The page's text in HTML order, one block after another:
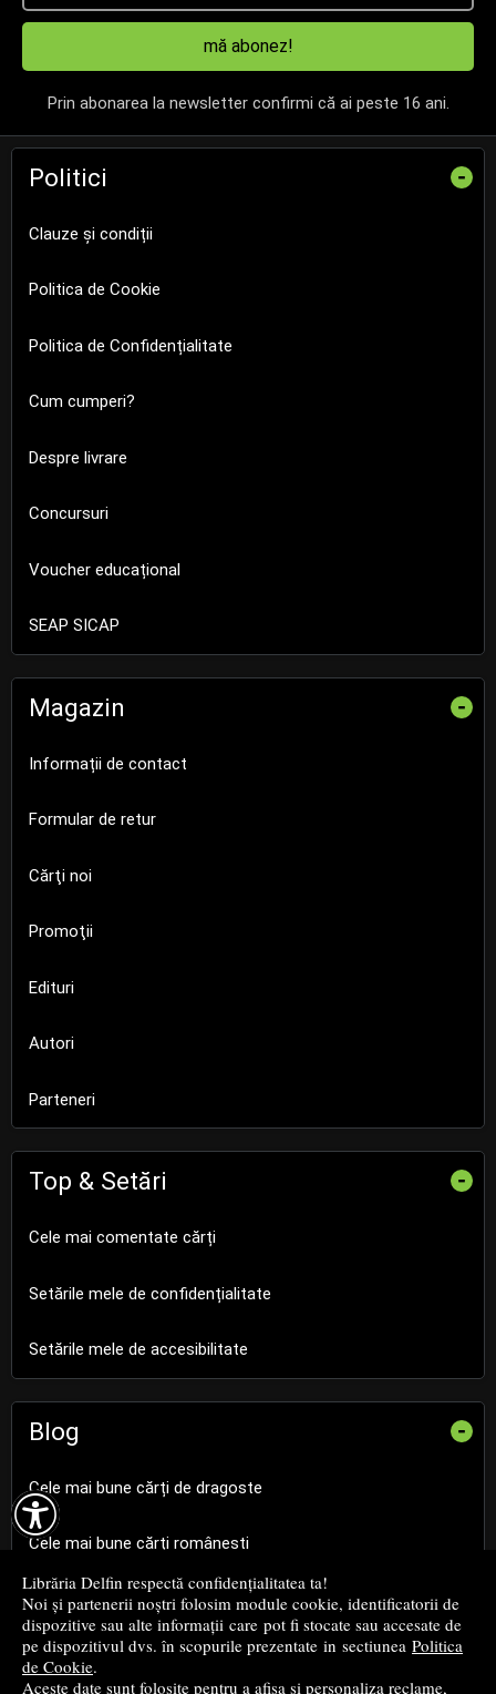

Librăria Delfin respectă confidențialitatea ta!
Noi și partenerii noștri folosim module cookie, identificatorii de
dispozitive sau alte informații care pot fi stocate sau accesate de
pe dispozitivul dvs. în scopurile prezentate in sectiunea Politica
de Cookie.
Aceste date sunt folosite pentru a afișa și personaliza reclame,
mă abonez!
Prin abonarea la newsletter confirmi că ai peste 16 ani.
Politici -
Clauze și condiții
Politica de Cookie
Politica de Confidențialitate
Cum cumperi?
Despre livrare
Concursuri
Voucher educațional
SEAP SICAP
Magazin -
Informații de contact
Formular de retur
Cărţi noi
Promoţii
Edituri
Autori
Parteneri
Top & Setări -
Cele mai comentate cărți
Setările mele de confidențialitate
Setările mele de accesibilitate
Blog -
Cele mai bune cărți de dragoste
Cele mai bune cărți românești
Cele mai bune cărți religioase
Cele mai bune cărți de istorie